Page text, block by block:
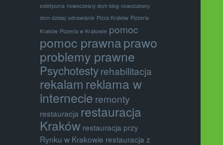
estetyczna nowoczesny dom blog nowoczesny
dom dzisiaj odnawianie Pizza Kraków Pizzeria
Kraków Pizzeria w Krakowie pomoc
pomoc prawnaprawo
problemy prawne
Psychotestyrehabilitacja
rekalam reklama w
internecie remonty
restauracja restauracja
Kraków restauracja przy
Rynku w Krakowie restauracja z